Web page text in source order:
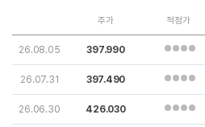
주가 적정가
26.08.05 397.990
26.07.31 397.490
26.06.30 426.030